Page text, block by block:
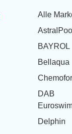
Alle
AstralPool
BAYROL
Bellaqua
DAB
Delphin